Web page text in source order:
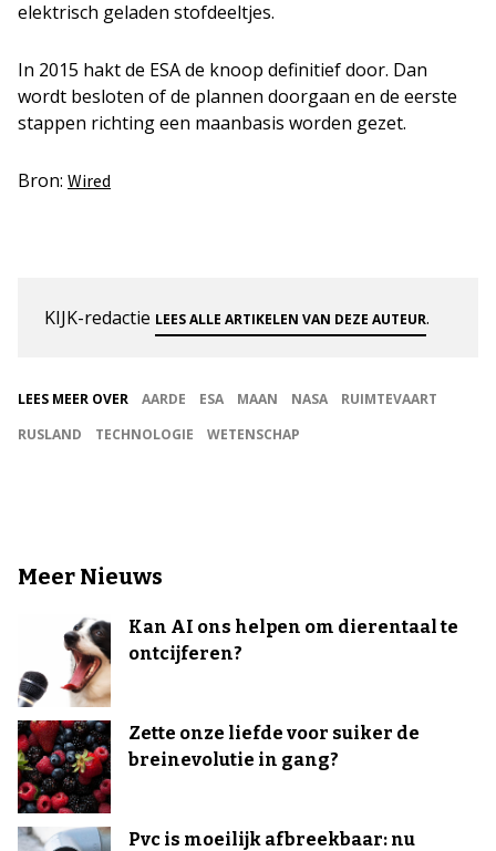
elektrisch geladen stofdeeltjes.
In 2015 hakt de ESA de knoop definitief door. Dan
wordt besloten of de plannen doorgaan en de eerste
stappen richting een maanbasis worden gezet.
Bron: Wired
KIJK-redactie LEES ALLE ARTIKELEN VAN DEZE AUTEUR.
LEES MEER OVER AARDE ESA MAAN NASA
RUIMTEVAART
RUSLAND
TECHNOLOGIE WETENSCHAP
Meer Nieuws
Kan AI ons helpen om dierentaal te
ontcijferen?
Zette onze liefde voor suiker de
breinevolutie in gang?
Pvc is moeilijk afbreekbaar: nu